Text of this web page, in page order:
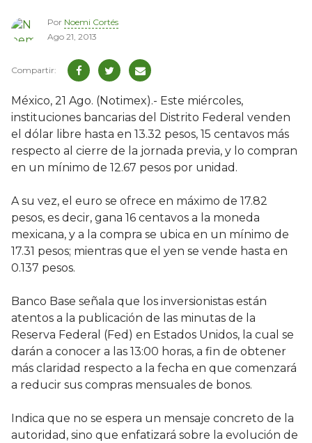
Por Noemi Cortés
Ago 21, 2013
México, 21 Ago. (Notimex).- Este miércoles,
instituciones bancarias del Distrito Federal venden
el dólar libre hasta en 13.32 pesos, 15 centavos más
respecto al cierre de la jornada previa, y lo compran
en un mínimo de 12.67 pesos por unidad.
A su vez, el euro se ofrece en máximo de 17.82
pesos, es decir, gana 16 centavos a la moneda
mexicana, y a la compra se ubica en un mínimo de
17.31 pesos; mientras que el yen se vende hasta en
0.137 pesos.
Banco Base señala que los inversionistas están
atentos a la publicación de las minutas de la
Reserva Federal (Fed) en Estados Unidos, la cual se
darán a conocer a las 13:00 horas, a fin de obtener
más claridad respecto a la fecha en que comenzará
a reducir sus compras mensuales de bonos.
Indica que no se espera un mensaje concreto de la
autoridad, sino que enfatizará sobre la evolución de